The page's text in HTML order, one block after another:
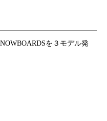
を３モデル発